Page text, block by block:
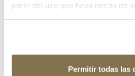
partir del uso que haya hecho de
Permitir todas las